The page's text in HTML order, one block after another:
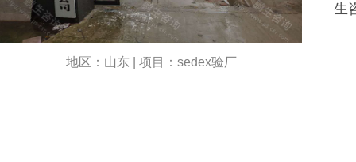
生
地区：山东 | 项目：sedex验厂